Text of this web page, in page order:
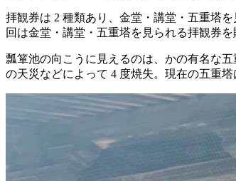
拝観券は 2 種類あり、金堂・講堂・五重塔
回は金堂・講堂・五重塔を見られる拝観券を
瓢箪池の向こうに見えるのは、かの有名な
の天災などによって 4 度焼失。現在の五重